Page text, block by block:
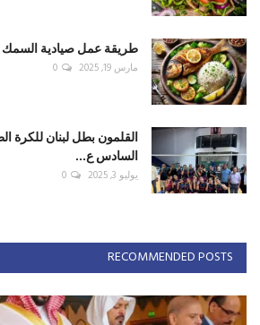
طريقة عمل صيادية السمك
مارس 19, 2025 0
القلمون بطل لبنان للكرة
السادس ع...
يوليو 3, 2025 0
RECOMMENDED POSTS